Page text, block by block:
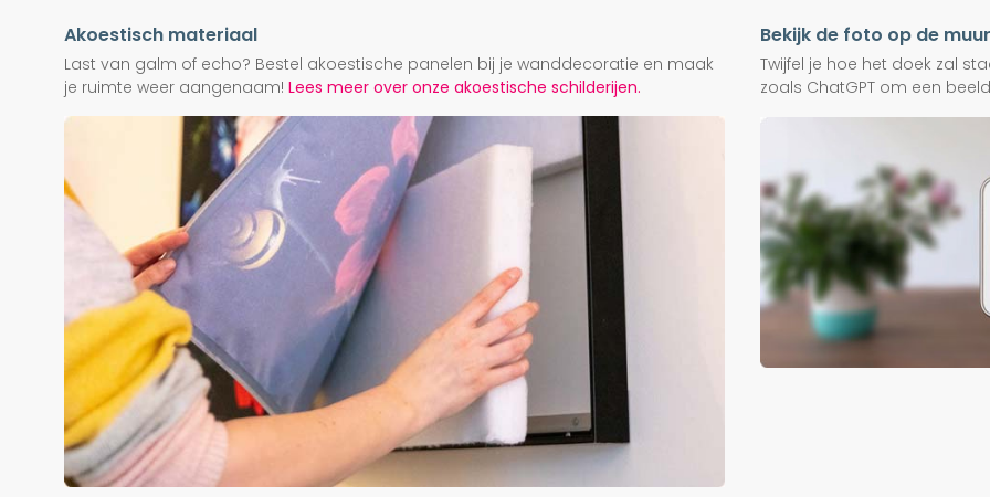
Akoestisch materiaal
Last van galm of echo? Bestel akoestische panelen bij je wanddecoratie en maak
je ruimte weer aangenaam! Lees meer over onze akoestische schilderijen.
Bekijk de foto op de muur
Twijfel je hoe het doek zal
zoals ChatGPT om een